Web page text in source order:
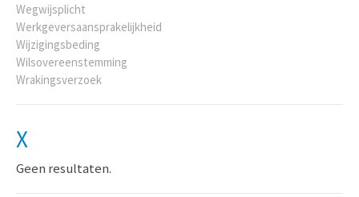
Wegwijsplicht
Werkgeversaansprakelijkheid
Wijzigingsbeding
Wilsovereenstemming
Wrakingsverzoek
X
Geen resultaten.